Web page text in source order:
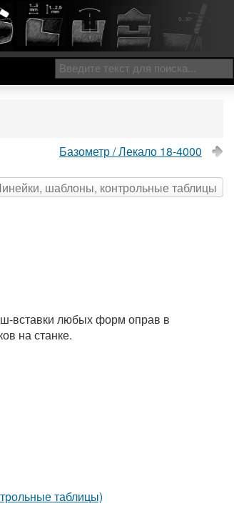
Базометр / Лекало 18-4000
шаблоны, контрольные таблицы
вставки любых форм оправ в
на станке.
таблицы)